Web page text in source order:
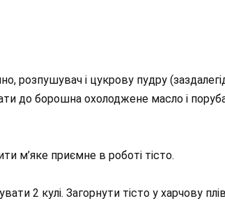
розпушувач і цукрову пудру
до борошна охолоджене масло і
м’яке приємне в роботі тісто.
2 кулі. Загорнути тісто у харчову